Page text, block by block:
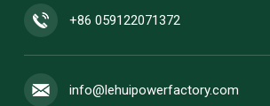
+86 059122071372
info@lehuipowerfactory.com